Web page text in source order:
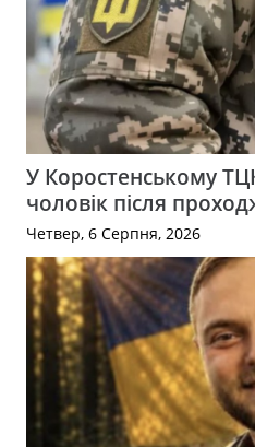
У Коростенському
чоловік після
Четвер, 6 Серпня, 2026